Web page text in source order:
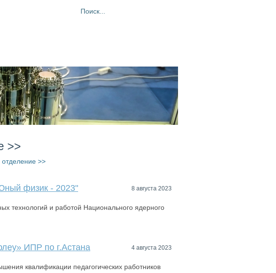
>>
>>
физик - 2023" 8 августа 2023
технологий и работой Национального ядерного
ИПР по г.Астана 4 августа 2023
квалификации педагогических работников